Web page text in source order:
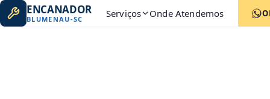
ENCANADOR
BLUMENAU-SC Serviços Onde Atendemos